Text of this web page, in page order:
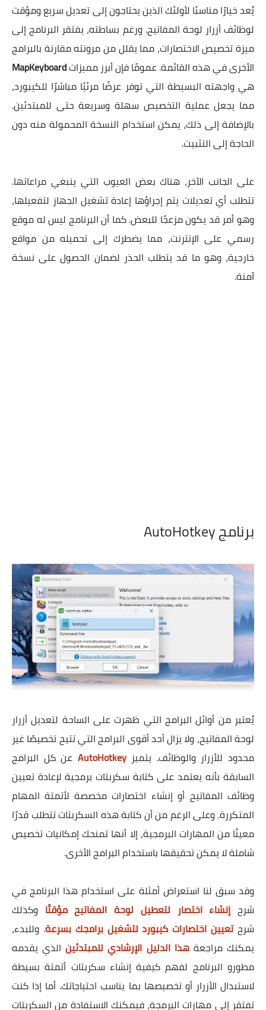
يُعد خيارًا مناسبًا لأولئك الذين يحتاجون إلى تعديل سريع ومؤقت
لوظائف أزرار لوحة المفاتيح. ورغم بساطته، يفتقر البرنامج إلى
ميزة تخصيص الاختصارات، مما يقلل من مرونته مقارنة بالبرامج
الأخرى في هذه القائمة. عمومًا فإن أبرز مميزاتMapKeyboard
هي واجهته البسيطة التي توفر عرضًا مرئيًا مباشرًا للكيبورد،
مما يجعل عملية التخصيص سهلة وسريعة حتى للمبتدئين.
بالإضافة إلى ذلك، يمكن استخدام النسخة المحمولة منه دون
الحاجة إلى التثبيت.
على الجانب الآخر، هناك بعض العيوب التي ينبغي مراعاتها.
تتطلب أي تعديلات يتم إجراؤها إعادة تشغيل الجهاز لتفعيلها،
وهو أمر قد يكون مزعجًا للبعض. كما أن البرنامج ليس له موقع
رسمي على الإنترنت، مما يضطرك إلى تحميله من مواقع
خارجية، وهو ما قد يتطلب الحذر لضمان الحصول على نسخة
آمنة.
برنامج AutoHotkey
يُعتبر من أوائل البرامج التي ظهرت على الساحة لتعديل أزرار
لوحة المفاتيح، ولا يزال أحد أقوى البرامج التي تتيح تخصيصًا غير
محدود للأزرار والوظائف. يتميزAutoHotkey عن كل البرامج
السابقة بأنه يعتمد على كتابة سكربتات برمجية لإعادة تعيين
وظائف المفاتيح أو إنشاء اختصارات مخصصة لأتمتة المهام
المتكررة. وعلى الرغم من أن كتابة هذه السكربتات تتطلب قدرًا
معينًا من المهارات البرمجية، إلا أنها تمنحك إمكانيات تخصيص
شاملة لا يمكن تحقيقها باستخدام البرامج الأخرى.
وقد سبق لنا استعراض أمثلة على استخدام هذا البرنامج في
شرح إنشاء اختصار لتعطيل لوحة المفاتيح مؤقتًا وكذلك
شرحتعيين اختصارات كيبورد لتشغيل برامجك بسرعة. وللبدء،
يمكنك مراجعةهذا الدليل الإرشادي للمبتدئينالذي يقدمه
مطورو البرنامج لفهم كيفية إنشاء سكربتات أتمتة بسيطة
لاستبدال الأزرار أو تخصيصها بما يناسب احتياجاتك. أما إذا كنت
تفتقر إلى مهارات البرمجة، فيمكنك الاستفادة من السكربتات